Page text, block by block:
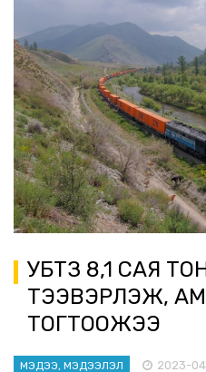
УБТЗ 8,1 САЯ
ТЭЭВЭРЛЭЖ,
ТОГТООЖЭЭ
МЭДЭЭ, МЭДЭЭЛЭЛ 2023-